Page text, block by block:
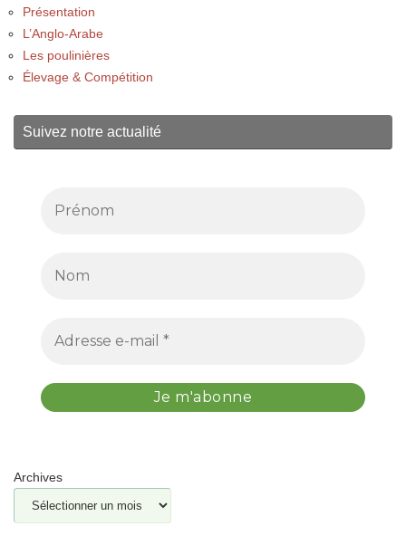
Présentation
L’Anglo-Arabe
Les poulinières
Élevage & Compétition
Suivez notre actualité
Archives